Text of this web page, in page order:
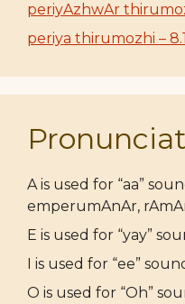
periyAzhwAr
periya thirumozhi –
A is used for “aa”
emperumAnAr,
E is used for “yay”
I is used for “ee”
O is used for “Oh”